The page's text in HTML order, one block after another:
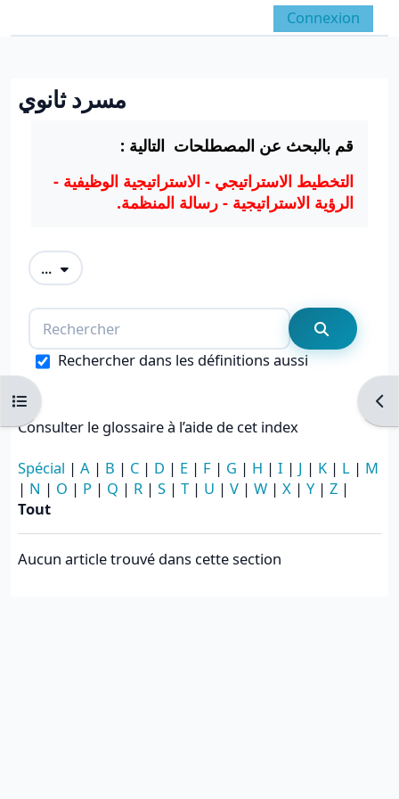
Panneau latéral
Activer/désactiver la
Connexion
Ouvrir l’index du cours
مسرد ثانوي
قم بالبحث عن المصطلحات التالية :
التخطيط الاستراتيجي - الاستراتيجية الوظيفية -
الرؤية الاستراتيجية - رسالة المنظمة.
... Exporter des articles
Rechercher
Rechercher dans les définitions aussi
Consulter le glossaire à l’aide de cet index
Spécial | A | B | C | D | E | F | G | H | I | J | K | L | M
| N | O | P | Q | R | S | T | U | V | W | X | Y| Z |
Tout
Aucun article trouvé dans cette section